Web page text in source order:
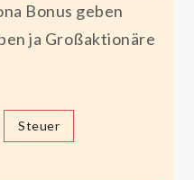
Bonus geben
ja Großaktionäre
Steuer